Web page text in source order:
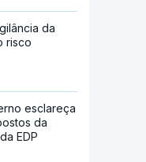
da
risco
esclareça
da
EDP